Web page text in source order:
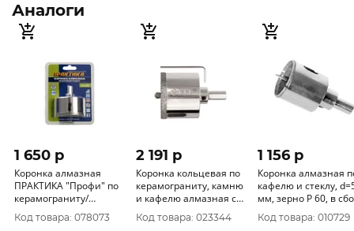
Аналоги
1 650 p
Коронка алмазная
ПРАКТИКА "Профи" по
керамограниту/
керамике 68х70мм,
пилотное сверло, 917-
Код товара: 078073
2 191 p
Коронка кольцевая по
керамограниту, камню
и кафелю алмазная с
центровочным
сверлом FIT 68х70 м
Код товара: 023344
1 156 p
Коронка алмазная
кафелю и стеклу, d=53
мм, зерно Р 60, в сборе
с центрир
Код товара: 010729